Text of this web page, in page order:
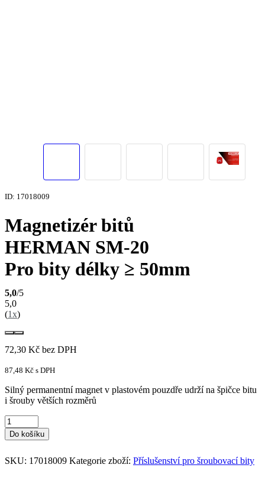
ID: 17018009
Magnetizér bitů
HERMAN SM-20
Pro bity délky ≥ 50mm
5,0/5
5,0
(1x)
72,30 Kč bez DPH
87,48 Kč s DPH
Silný permanentní magnet v plastovém pouzdře udrží na špičce bitu
i šrouby větších rozměrů
Do košíku
SKU: 17018009 Kategorie zboží: Příslušenství pro šroubovací bity